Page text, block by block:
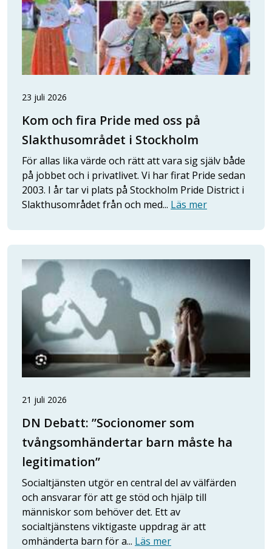
23 juli 2026
Kom och fira Pride med oss på
Slakthusområdet i Stockholm
För allas lika värde och rätt att vara sig själv både
på jobbet och i privatlivet. Vi har firat Pride sedan
2003. I år tar vi plats på Stockholm Pride District i
Slakthusområdet från och med... Läs mer
21 juli 2026
DN Debatt: ”Socionomer som
tvångsomhändertar barn måste ha
legitimation”
Socialtjänsten utgör en central del av välfärden
och ansvarar för att ge stöd och hjälp till
människor som behöver det. Ett av
socialtjänstens viktigaste uppdrag är att
omhänderta barn för a... Läs mer